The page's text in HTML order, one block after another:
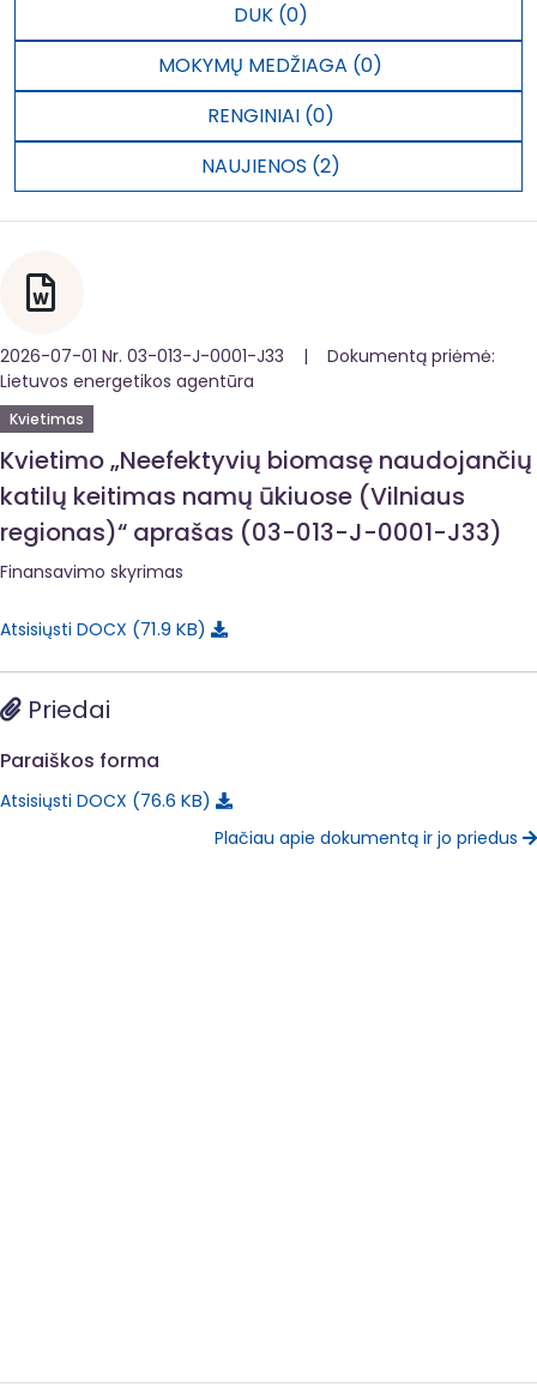
DUK (0)
MOKYMŲ MEDŽIAGA (0)
RENGINIAI (0)
NAUJIENOS (2)
2026-07-01 Nr. 03-013-J-0001-J33 | Dokumentą priėmė:
Lietuvos energetikos agentūra
Kvietimas
Kvietimo „Neefektyvių biomasę naudojančių
katilų keitimas namų ūkiuose (Vilniaus
regionas)“ aprašas (03-013-J-0001-J33)
Finansavimo skyrimas
Atsisiųsti DOCX 71.9 KB
Priedai
Paraiškos forma
Atsisiųsti DOCX 76.6 KB
Plačiau apie dokumentą ir jo priedus